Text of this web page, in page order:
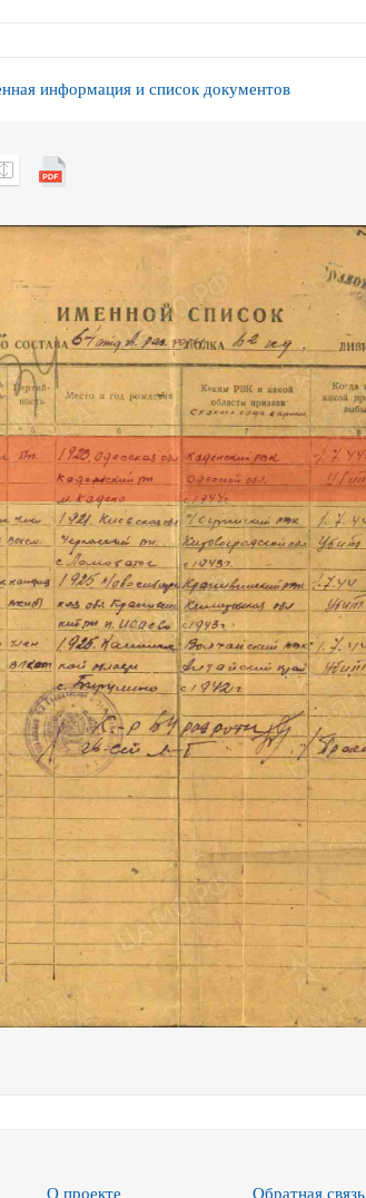
информация и список документов
О проекте Обратная связь